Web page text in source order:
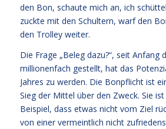
den Bon, schaute mich an, ich
zuckte mit den Schultern, warf den
den Trolley weiter.
Die Frage „Beleg dazu?“, seit Anfang
millionenfach gestellt, hat das
Jahres zu werden. Die Bonpflicht ist
Sieg der Mittel über den Zweck. Sie
Beispiel, dass etwas nicht vom Ziel
von einer vermeintlich nicht